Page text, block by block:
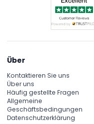
Über
Kontaktieren Sie uns
Über uns
Häufig gestellte Fragen
Allgemeine
Geschäftsbedingungen
Datenschutzerklärung